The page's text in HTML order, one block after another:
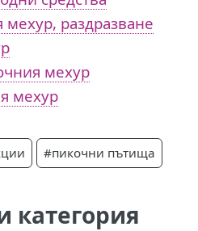
раздразване
мехур
мехур
#пикочни пътища
категория